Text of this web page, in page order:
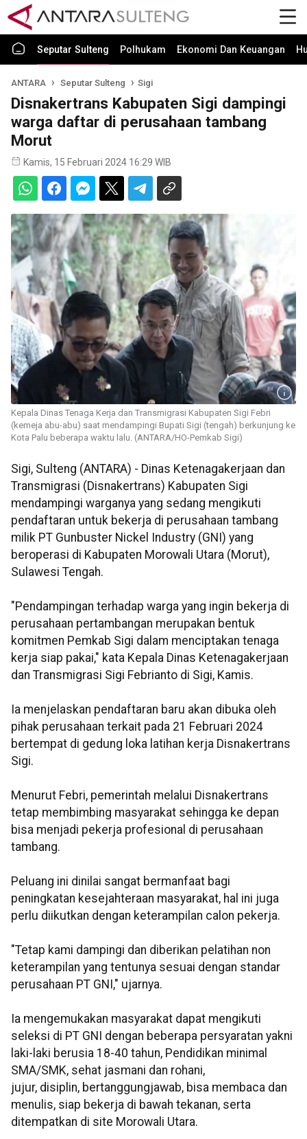
Seputar Sulteng Polhukam Ekonomi Dan Keuangan
ANTARA Seputar Sulteng Sigi
Disnakertrans Kabupaten Sigi dampingi
warga daftar di perusahaan tambang
Morut
Kamis, 15 Februari 2024 16:29 WIB
Kepala Dinas Tenaga Kerja dan Transmigrasi Kabupaten Sigi Febri
(kemeja abu-abu) saat mendampingi Bupati Sigi (tengah) berkunjung ke
Kota Palu beberapa waktu lalu. (ANTARA/HO-Pemkab Sigi)
Sigi, Sulteng (ANTARA) - Dinas Ketenagakerjaan dan
Transmigrasi (Disnakertrans) Kabupaten Sigi
mendampingi warganya yang sedang mengikuti
pendaftaran untuk bekerja di perusahaan tambang
milik PT Gunbuster Nickel Industry (GNI) yang
beroperasi di Kabupaten Morowali Utara (Morut),
Sulawesi Tengah.
"Pendampingan terhadap warga yang ingin bekerja di
perusahaan pertambangan merupakan bentuk
komitmen Pemkab Sigi dalam menciptakan tenaga
kerja siap pakai," kata Kepala Dinas Ketenagakerjaan
dan Transmigrasi Sigi Febrianto di Sigi, Kamis.
Ia menjelaskan pendaftaran baru akan dibuka oleh
pihak perusahaan terkait pada 21 Februari 2024
bertempat di gedung loka latihan kerja Disnakertrans
Sigi.
Menurut Febri, pemerintah melalui Disnakertrans
tetap membimbing masyarakat sehingga ke depan
bisa menjadi pekerja profesional di perusahaan
tambang.
Peluang ini dinilai sangat bermanfaat bagi
peningkatan kesejahteraan masyarakat, hal ini juga
perlu diikutkan dengan keterampilan calon pekerja.
"Tetap kami dampingi dan diberikan pelatihan non
keterampilan yang tentunya sesuai dengan standar
perusahaan PT GNI," ujarnya.
Ia mengemukakan masyarakat dapat mengikuti
seleksi di PT GNI dengan beberapa persyaratan yakni
laki-laki berusia 18-40 tahun, Pendidikan minimal
SMA/SMK, sehat jasmani dan rohani,
jujur, disiplin, bertanggungjawab, bisa membaca dan
menulis, siap bekerja di bawah tekanan, serta
ditempatkan di site Morowali Utara.